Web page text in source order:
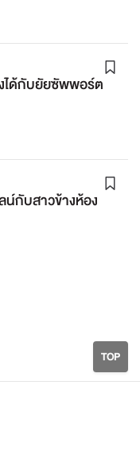
ได้กับยัยซัพพอร์ต
น์กับสาวข้างห้อง
TOP